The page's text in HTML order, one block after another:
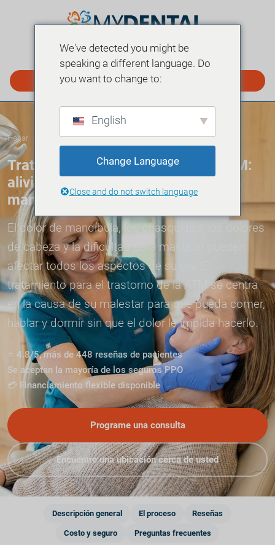
MENÚ
PROGRAMAR EN LÍNEA
Hogar » Servicios » Tratamiento del trastorno de la ATM
Tratamiento del trastorno de la ATM:
alivio del dolor y las molestias en la
mandíbula
El dolor de mandíbula, los chasquidos, los dolores
de cabeza y la dificultad para masticar pueden
afectar todos los aspectos de su día. El
tratamiento para el trastorno de la ATM se centra
en la causa de su malestar para que pueda comer,
hablar y dormir sin que el dolor le impida hacerlo.
⭐ 4.8/5, más de 448 reseñas de pacientes
Se aceptan la mayoría de los seguros PPO
💳 Financiamiento flexible disponible
Programe una consulta
Encuentre una ubicación cerca de usted
Descripción general El proceso Reseñas
Costo y seguro Preguntas frecuentes
We've detected you might be
speaking a different language. Do
you want to change to:
English
Change Language
Close and do not switch language